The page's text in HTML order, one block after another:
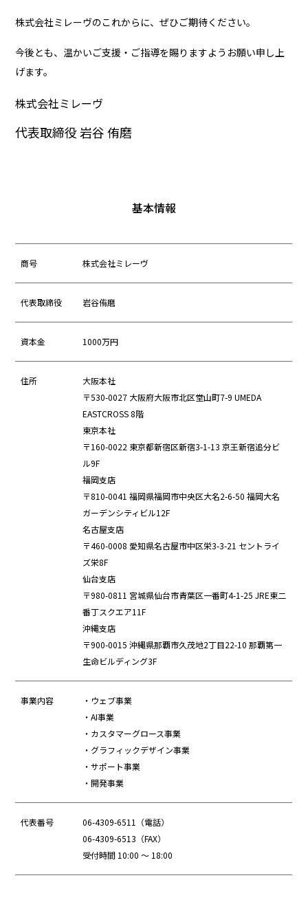
株式会社ミレーヴのこれからに、ぜひご期待ください。
今後とも、温かいご支援・ご指導を賜りますようお願い申し上
げます。
株式会社ミレーヴ
代表取締役 岩谷 侑磨
基本情報
商号 株式会社ミレーヴ
代表取締役 岩谷侑磨
資本金 1000万円
住所
大阪本社
〒530-0027 大阪府大阪市北区堂山町7-9 UMEDA
EASTCROSS 8階
東京本社
〒160-0022 東京都新宿区新宿3-1-13 京王新宿追分ビ
ル9F
福岡支店
〒810-0041 福岡県福岡市中央区大名2-6-50 福岡大名
ガーデンシティビル12F
名古屋支店
〒460-0008 愛知県名古屋市中区栄3-3-21 セントライ
ズ栄8F
仙台支店
〒980-0811 宮城県仙台市青葉区一番町4-1-25 JRE東二
番丁スクエア11F
沖縄支店
〒900-0015 沖縄県那覇市久茂地2丁目22-10 那覇第一
生命ビルディング3F
事業内容
・ウェブ事業
・AI事業
・カスタマーグロース事業
・グラフィックデザイン事業
・サポート事業
・開発事業
代表番号 06-4309-6511 （電話）
06-4309-6513（FAX）
受付時間 10:00 ～ 18:00